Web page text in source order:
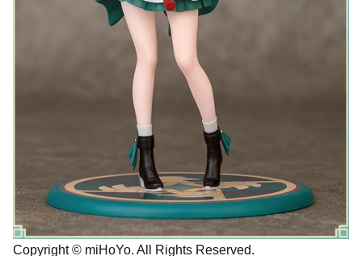
Copyright © miHoYo. All Rights Reserved.